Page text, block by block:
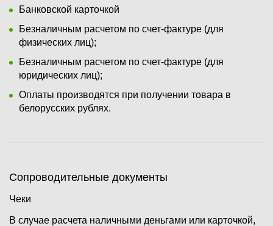
Банковской карточкой
Безналичным расчетом по счет-фактуре (для
физических лиц);
Безналичным расчетом по счет-фактуре (для
юридических лиц);
Оплаты производятся при получении товара в
белорусских рублях.
Сопроводительные документы
Чеки
В случае расчета наличными деньгами или карточкой,